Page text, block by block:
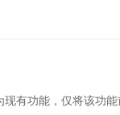
有功能，仅将该功能